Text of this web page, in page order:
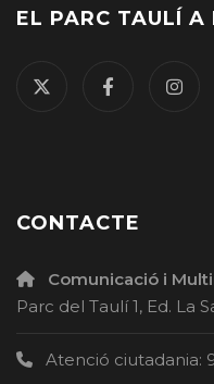
EL PARC TAULÍ A
CONTACTE
Comunicació i
Parc del Taulí 1, Ed. La
Atenció ciutadania: